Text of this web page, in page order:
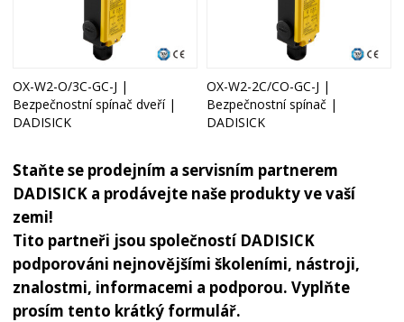
OX-W2-O/3C-GC-J |
Bezpečnostní spínač dveří |
DADISICK
OX-W2-2C/CO-GC-J |
Bezpečnostní spínač |
DADISICK
Staňte se prodejním a servisním partnerem
DADISICK a prodávejte naše produkty ve vaší
zemi!
Tito partneři jsou společností DADISICK
podporováni nejnovějšími školeními, nástroji,
znalostmi, informacemi a podporou. Vyplňte
prosím tento krátký formulář.